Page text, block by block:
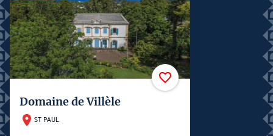
Domaine de Villèle
ST PAUL